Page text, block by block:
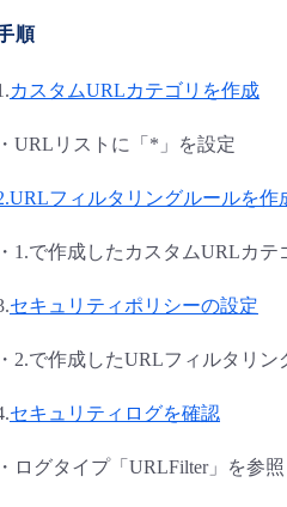
順
カスタムURLカテゴリを作成
・URLリストに「*」を設定
URLフィルタリングルールを作
・1.で作成したカスタムURLカ
セキュリティポリシーの設定
・2.で作成したURLフィルタリ
セキュリティログを確認
・ログタイプ「URLFilter」を参